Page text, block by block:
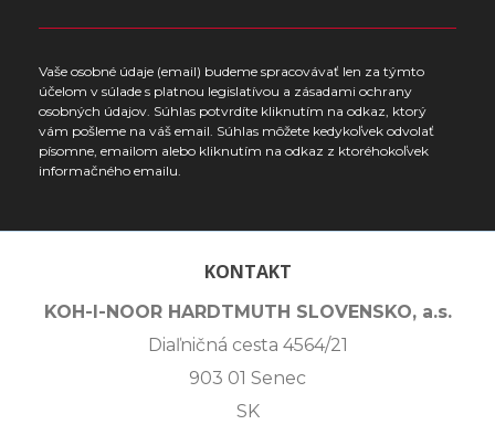
Vaše osobné údaje (email) budeme spracovávať len za týmto
účelom v súlade s platnou legislatívou a zásadami ochrany
osobných údajov. Súhlas potvrdíte kliknutím na odkaz, ktorý
vám pošleme na váš email. Súhlas môžete kedykoľvek odvolať
písomne, emailom alebo kliknutím na odkaz z ktoréhokoľvek
informačného emailu.
KONTAKT
KOH-I-NOOR HARDTMUTH SLOVENSKO, a.s.
Diaľničná cesta 4564/21
903 01 Senec
SK